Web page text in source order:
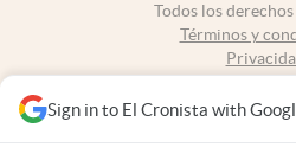
Sign in to El Cronista with
Todos los
Términos y
Tel: +54 11